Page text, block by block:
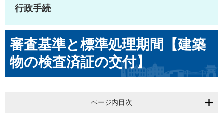
行政手続
文審査基準と標準処理期間【建築
物の検査済証の交付】
ページ内目次